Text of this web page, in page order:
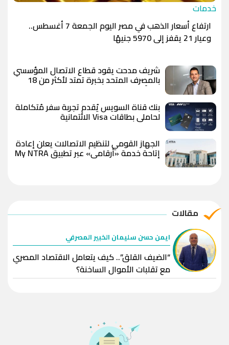
خدمات
ارتفاع أسعار الذهب في مصر اليوم الجمعة 7 أغسطس..
وعيار 21 يقفز إلى 5970 جنيهًا
شريف مدحت يقود قطاع الاتصال المؤسسي
بالمصرف المتحد بخبرة تمتد لأكثر من 18
عاماً
بنك قناة السويس يُقدم تجربة سفر مُتكاملة
لحاملي بطاقات Visa الائتمانية
الجهاز القومي لتنظيم الاتصالات يعلن إعادة
إتاحة خدمة «أرقامي» عبر تطبيق My NTRA
بحل فني مؤقت لحين استكمال التحديثات
مقالات
ايمن حسن سليمان الخبير المصرفي
“الضيف القلق”.. كيف يتعامل الاقتصاد المصري
مع تقلبات الأموال الساخنة؟